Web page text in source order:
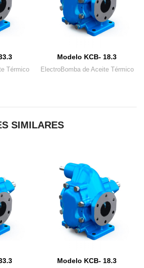
Térmico
Modelo KCB- 18.3
ElectroBomba de Aceite Térmico
SIMILARES
Modelo KCB- 18.3